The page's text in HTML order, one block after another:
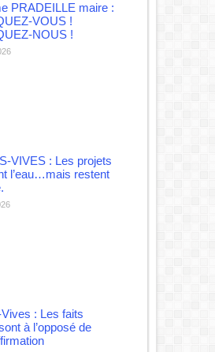
PRADEILLE maire :
VOUS !
NOUS !
VIVES : Les projets
l’eau…mais restent
: Les faits
à l’opposé de